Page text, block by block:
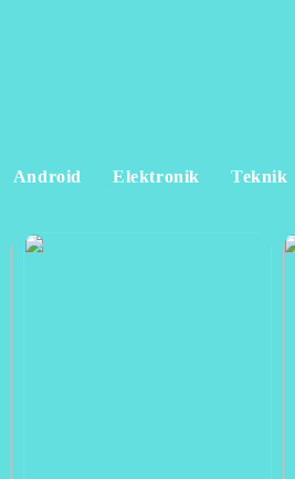
Android Elektronik Teknik